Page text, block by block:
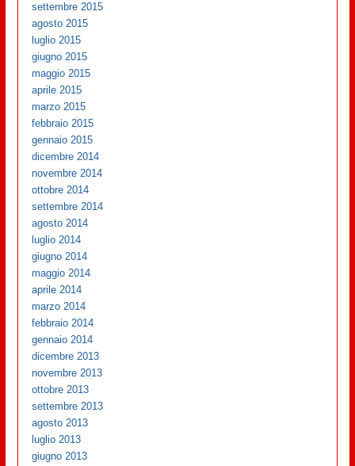
settembre 2015
agosto 2015
luglio 2015
giugno 2015
maggio 2015
aprile 2015
marzo 2015
febbraio 2015
gennaio 2015
dicembre 2014
novembre 2014
ottobre 2014
settembre 2014
agosto 2014
luglio 2014
giugno 2014
maggio 2014
aprile 2014
marzo 2014
febbraio 2014
gennaio 2014
dicembre 2013
novembre 2013
ottobre 2013
settembre 2013
agosto 2013
luglio 2013
giugno 2013